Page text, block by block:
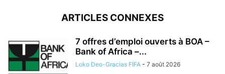
ARTICLES CONNEXES
7 offres d’emploi ouverts à BOA –
Bank of Africa –...
Loko Deo-Gracias FIFA - 7 août 2026